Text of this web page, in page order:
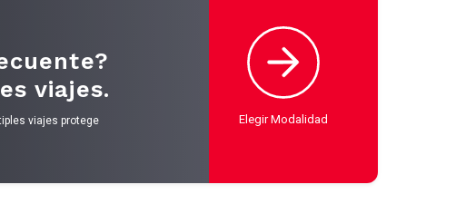
viajes.
viajes protege
Elegir Modalidad